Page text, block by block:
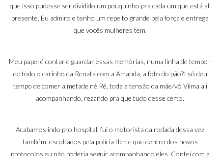
que isso pudesse ser dividido um pouquinho pra cada um que está ali
presente. Eu admiro e tenho um repeito grande pela força e entrega
que vocês mulheres tem.
Meu papel é contar e guardar essas memórias, numa linha de tempo -
de todo o carinho da Renata com a Amanda, a foto do pão?! só deu
tempo de comer a metade né Rê, toda a tensão da mãe/vó Vilma ali
acompanhando, rezando pra que tudo desse certo.
Acabamos indo pro hospital, fui o motorista da rodada dessa vez
também, escoltados pela polícia tbm e que dentro dos novos
protocolos eu não poderia seguir acompanhando eles. Contei com a